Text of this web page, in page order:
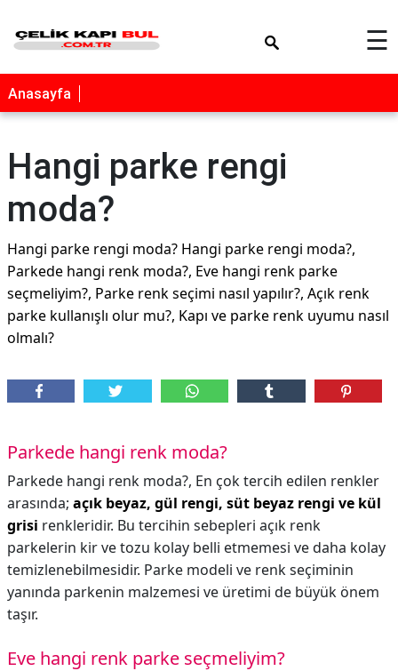
☰
Anasayfa
Hangi parke rengi
moda?
Hangi parke rengi moda? Hangi parke rengi moda?,
Parkede hangi renk moda?, Eve hangi renk parke
seçmeliyim?, Parke renk seçimi nasıl yapılır?, Açık renk
parke kullanışlı olur mu?, Kapı ve parke renk uyumu nasıl
olmalı?
Parkede hangi renk moda?
Parkede hangi renk moda?, En çok tercih edilen renkler
arasında; açık beyaz, gül rengi, süt beyaz rengi ve kül
grisi renkleridir. Bu tercihin sebepleri açık renk
parkelerin kir ve tozu kolay belli etmemesi ve daha kolay
temizlenebilmesidir. Parke modeli ve renk seçiminin
yanında parkenin malzemesi ve üretimi de büyük önem
taşır.
Eve hangi renk parke seçmeliyim?